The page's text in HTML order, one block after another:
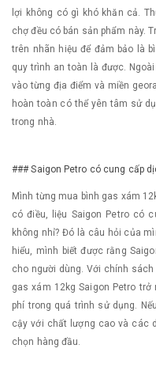
lợi không có gì khó khăn cả.
chợ đều có bán sản phẩm này.
trên nhãn hiệu để đảm bảo là
quy trình an toàn là được.
vào từng địa điểm và miền
hoàn toàn có thể yên tâm sử
trong nhà.
### Saigon Petro có cung cấp
Mình từng mua bình gas xám
có điều, liệu Saigon Petro có
không nhỉ? Đó là câu hỏi của
hiểu, mình biết được rằng
cho người dùng. Với chính
gas xám 12kg Saigon Petro
phí trong quá trình sử dụng.
cậy với chất lượng cao và các
chọn hàng đầu.